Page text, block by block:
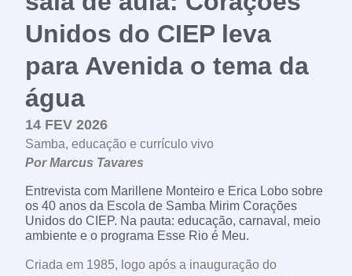
Unidos do CIEP leva
para Avenida o tema da
água
14 FEV 2026
Samba, educação e currículo vivo
Por Marcus Tavares
Entrevista com Marillene Monteiro e Erica Lobo sobre
os 40 anos da Escola de Samba Mirim Corações
Unidos do CIEP. Na pauta: educação, carnaval, meio
ambiente e o programa Esse Rio é Meu.
Criada em 1985, logo após a inauguração do